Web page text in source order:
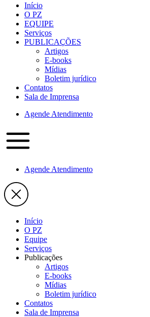
Início
O PZ
EQUIPE
Serviços
PUBLICAÇÕES
Artigos
E-books
Mídias
Boletim jurídico
Contatos
Sala de Imprensa
Agende Atendimento
Agende Atendimento
Início
O PZ
Equipe
Serviços
Publicações
Artigos
E-books
Mídias
Boletim jurídico
Contatos
Sala de Imprensa